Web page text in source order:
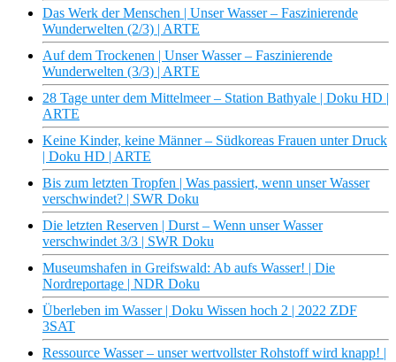
Das Werk der Menschen | Unser Wasser – Faszinierende
Wunderwelten (2/3) | ARTE
Auf dem Trockenen | Unser Wasser – Faszinierende
Wunderwelten (3/3) | ARTE
28 Tage unter dem Mittelmeer – Station Bathyale | Doku HD |
ARTE
Keine Kinder, keine Männer – Südkoreas Frauen unter Druck
| Doku HD | ARTE
Bis zum letzten Tropfen | Was passiert, wenn unser Wasser
verschwindet? | SWR Doku
Die letzten Reserven | Durst – Wenn unser Wasser
verschwindet 3/3 | SWR Doku
Museumshafen in Greifswald: Ab aufs Wasser! | Die
Nordreportage | NDR Doku
Überleben im Wasser | Doku Wissen hoch 2 | 2022 ZDF
3SAT
Ressource Wasser – unser wertvollster Rohstoff wird knapp! |